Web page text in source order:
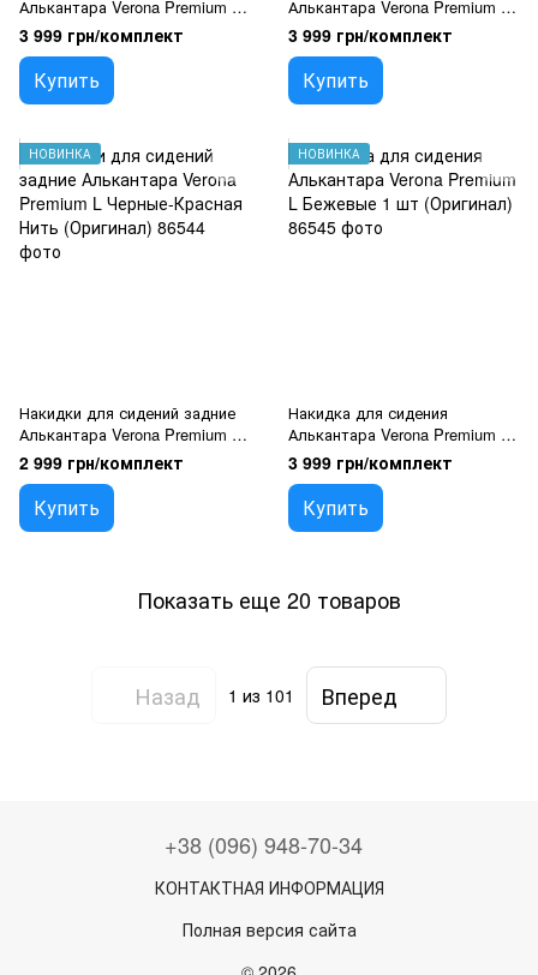
Алькантара Verona Premium L
Черная 1 шт (Оригинал)
3 999 грн/комплект
Купить
Алькантара Verona Premium L
Черные-Красная Нить 1 шт
(Оригинал)
3 999 грн/комплект
Купить
НОВИНКА
Накидки для сидений задние
Алькантара Verona Premium L
Черные-Красная Нить
(Оригинал)
2 999 грн/комплект
Купить
НОВИНКА
Накидка для сидения
Алькантара Verona Premium L
Бежевые 1 шт (Оригинал)
3 999 грн/комплект
Купить
Показать еще 20 товаров
Назад 1 из 101 Вперед
+38 (096) 948-70-34
КОНТАКТНАЯ ИНФОРМАЦИЯ
Полная версия сайта